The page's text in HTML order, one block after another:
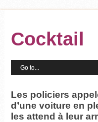
Cocktail
Les policiers
d’une voiture en
les attend à leur